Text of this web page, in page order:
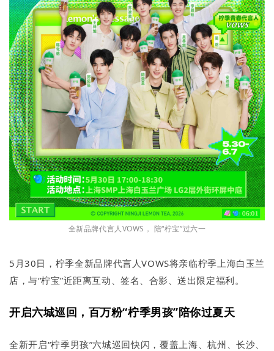
全新品牌代言人VOWS， 陪“柠宝”过六一
5月30日，柠季全新品牌代言人VOWS将亲临柠季上海白玉兰
店，与“柠宝”近距离互动、签名、合影、送出限定福利。
开启六城巡回，百万粉“柠季男孩”陪你过夏天
全新开启“柠季男孩”六城巡回快闪，覆盖上海、杭州、长沙、